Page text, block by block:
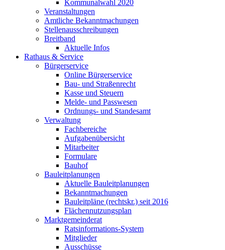
Kommunalwahl 2020
Veranstaltungen
Amtliche Bekanntmachungen
Stellenausschreibungen
Breitband
Aktuelle Infos
Rathaus & Service
Bürgerservice
Online Bürgerservice
Bau- und Straßenrecht
Kasse und Steuern
Melde- und Passwesen
Ordnungs- und Standesamt
Verwaltung
Fachbereiche
Aufgabenübersicht
Mitarbeiter
Formulare
Bauhof
Bauleitplanungen
Aktuelle Bauleitplanungen
Bekanntmachungen
Bauleitpläne (rechtskr.) seit 2016
Flächennutzungsplan
Marktgemeinderat
Ratsinformations-System
Mitglieder
Ausschüsse